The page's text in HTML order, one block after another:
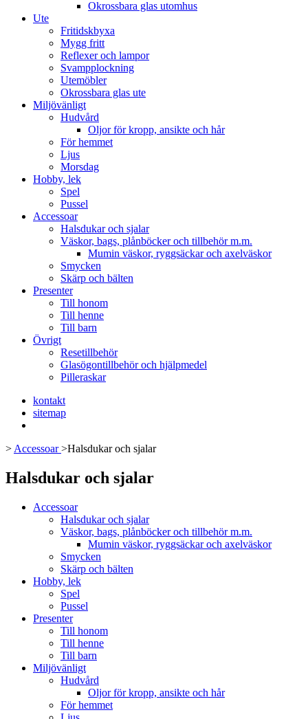
Okrossbara glas utomhus
Ute
Fritidskbyxa
Mygg fritt
Reflexer och lampor
Svampplockning
Utemöbler
Okrossbara glas ute
Miljövänligt
Hudvård
Oljor för kropp, ansikte och hår
För hemmet
Ljus
Morsdag
Hobby, lek
Spel
Pussel
Accessoar
Halsdukar och sjalar
Väskor, bags, plånböcker och tillbehör m.m.
Mumin väskor, ryggsäckar och axelväskor
Smycken
Skärp och bälten
Presenter
Till honom
Till henne
Till barn
Övrigt
Resetillbehör
Glasögontillbehör och hjälpmedel
Pilleraskar
kontakt
sitemap
> Accessoar>Halsdukar och sjalar
Halsdukar och sjalar
Accessoar
Halsdukar och sjalar
Väskor, bags, plånböcker och tillbehör m.m.
Mumin väskor, ryggsäckar och axelväskor
Smycken
Skärp och bälten
Hobby, lek
Spel
Pussel
Presenter
Till honom
Till henne
Till barn
Miljövänligt
Hudvård
Oljor för kropp, ansikte och hår
För hemmet